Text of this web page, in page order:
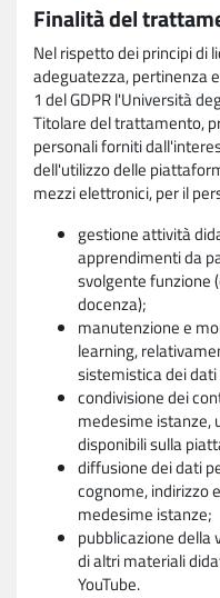
Finalità del
Nel rispetto dei principi di
adeguatezza, pertinenza
1 del GDPR l'Università
Titolare del trattamento,
personali forniti
dell'utilizzo delle
mezzi elettronici, per il
gestione attività
apprendimenti da
svolgente funzione
docenza);
manutenzione e
learning,
sistemistica dei
condivisione dei
medesime istanze,
disponibili sulla
diffusione dei dati
cognome, indirizzo
medesime istanze;
pubblicazione
di altri materiali
YouTube.